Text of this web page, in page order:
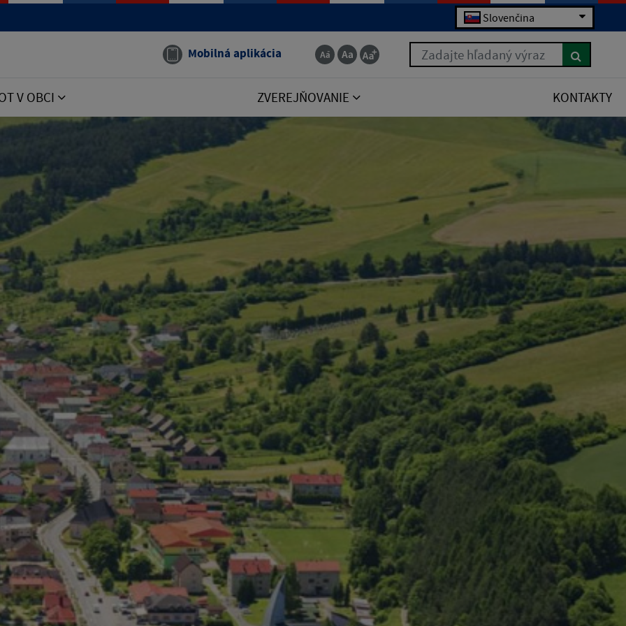
Slovenčina
Mobilná aplikácia Zadajte hľadaný výraz
V OBCI ZVEREJŇOVANIE KONTAKTY